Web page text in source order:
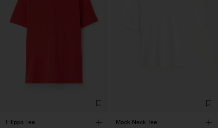
Filippa Tee
Mock Neck Tee